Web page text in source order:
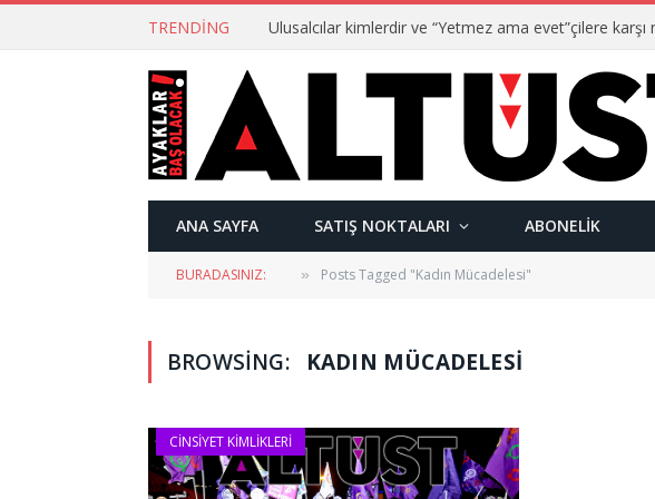
TRENDING
ANA SAYFA SATIŞ NOKTALARI ABONELIK
BURADASINIZ: » Posts Tagged "Kadın Mücadelesi"
BROWSING: KADIN MÜCADELESI
CINSIYET KIMLIKLERI